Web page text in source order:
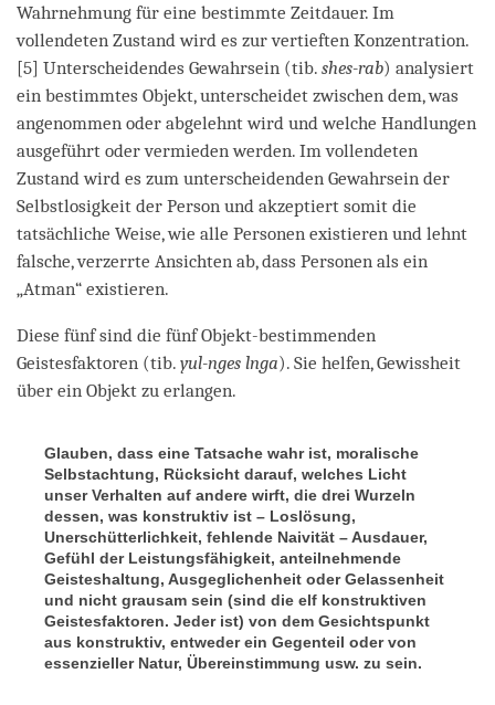
Wahrnehmung für eine bestimmte Zeitdauer. Im
vollendeten Zustand wird es zur vertieften Konzentration.
[5] Unterscheidendes Gewahrsein (tib. shes-rab) analysiert
ein bestimmtes Objekt, unterscheidet zwischen dem, was
angenommen oder abgelehnt wird und welche Handlungen
ausgeführt oder vermieden werden. Im vollendeten
Zustand wird es zum unterscheidenden Gewahrsein der
Selbstlosigkeit der Person und akzeptiert somit die
tatsächliche Weise, wie alle Personen existieren und lehnt
falsche, verzerrte Ansichten ab, dass Personen als ein
„Atman“ existieren.
Diese fünf sind die fünf Objekt-bestimmenden
Geistesfaktoren (tib. yul-nges lnga). Sie helfen, Gewissheit
über ein Objekt zu erlangen.
Glauben, dass eine Tatsache wahr ist, moralische
Selbstachtung, Rücksicht darauf, welches Licht
unser Verhalten auf andere wirft, die drei Wurzeln
dessen, was konstruktiv ist – Loslösung,
Unerschütterlichkeit, fehlende Naivität – Ausdauer,
Gefühl der Leistungsfähigkeit, anteilnehmende
Geisteshaltung, Ausgeglichenheit oder Gelassenheit
und nicht grausam sein (sind die elf konstruktiven
Geistesfaktoren. Jeder ist) von dem Gesichtspunkt
aus konstruktiv, entweder ein Gegenteil oder von
essenzieller Natur, Übereinstimmung usw. zu sein.